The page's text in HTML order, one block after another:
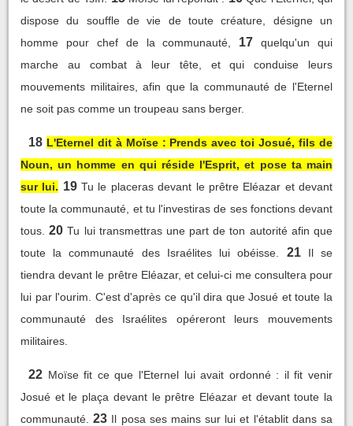
dispose du souffle de vie de toute créature, désigne un
homme pour chef de la communauté,
17
quelqu'un qui
marche au combat à leur tête, et qui conduise leurs
mouvements militaires, afin que la communauté de l'Eternel
ne soit pas comme un troupeau sans berger.
18 L'Eternel dit à Moïse : Prends avec toi Josué, fils de
Noun, un homme en qui réside l'Esprit, et pose ta main
sur lui. 19 Tu le placeras devant le prêtre Eléazar et devant
toute la communauté, et tu l'investiras de ses fonctions devant
tous. 20 Tu lui transmettras une part de ton autorité afin que
toute la communauté des Israélites lui obéisse.
21
Il se
tiendra devant le prêtre Eléazar, et celui-ci me consultera pour
lui par l'ourim. C'est d'après ce qu'il dira que Josué et toute la
communauté des Israélites opéreront leurs mouvements
militaires.
22 Moïse fit ce que l'Eternel lui avait ordonné : il fit venir
Josué et le plaça devant le prêtre Eléazar et devant toute la
communauté. 23 Il posa ses mains sur lui et l'établit dans sa